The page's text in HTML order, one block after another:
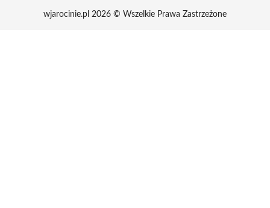
wjarocinie.pl 2026 © Wszelkie Prawa Zastrzeżone